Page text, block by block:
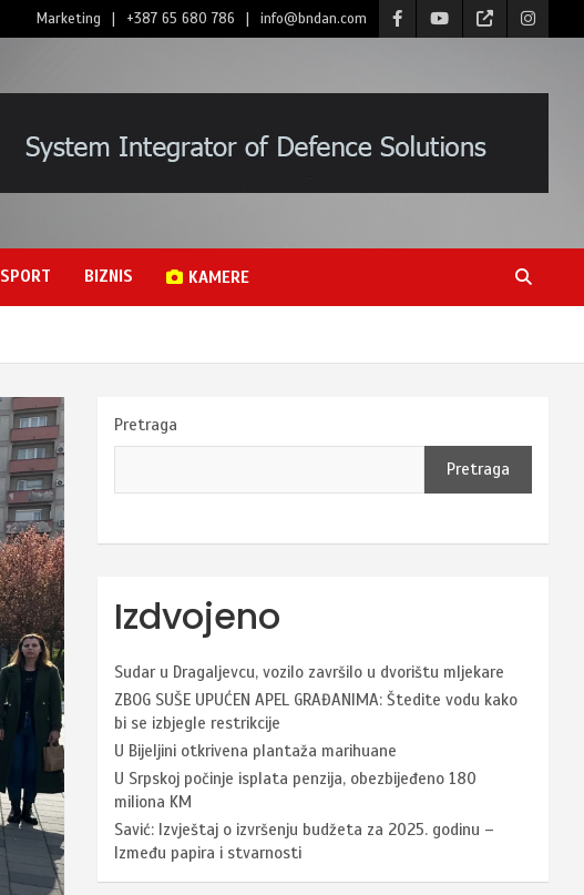
Marketing +387 65 680 786 info@bndan.com
SPORT BIZNIS KAMERE
Pretraga
Pretraga
Izdvojeno
Sudar u Dragaljevcu, vozilo završilo u dvorištu mljekare
ZBOG SUŠE UPUĆEN APEL GRAĐANIMA: Štedite vodu kako
bi se izbjegle restrikcije
U Bijeljini otkrivena plantaža marihuane
U Srpskoj počinje isplata penzija, obezbijeđeno 180
miliona KM
Savić: Izvještaj o izvršenju budžeta za 2025. godinu –
Između papira i stvarnosti